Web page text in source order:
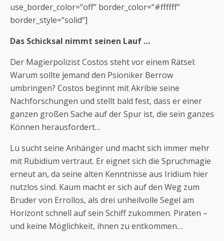
use_border_color=“off“ border_color=“#ffffff“
border_style=“solid“]
Das Schicksal nimmt seinen Lauf …
Der Magierpolizist Costos steht vor einem Rätsel:
Warum sollte jemand den Psioniker Berrow
umbringen? Costos beginnt mit Akribie seine
Nachforschungen und stellt bald fest, dass er einer
ganzen großen Sache auf der Spur ist, die sein ganzes
Können herausfordert…
Lu sucht seine Anhänger und macht sich immer mehr
mit Rubidium vertraut. Er eignet sich die Spruchmagie
erneut an, da seine alten Kenntnisse aus Iridium hier
nutzlos sind. Kaum macht er sich auf den Weg zum
Bruder von Errollos, als drei unheilvolle Segel am
Horizont schnell auf sein Schiff zukommen. Piraten –
und keine Möglichkeit, ihnen zu entkommen…